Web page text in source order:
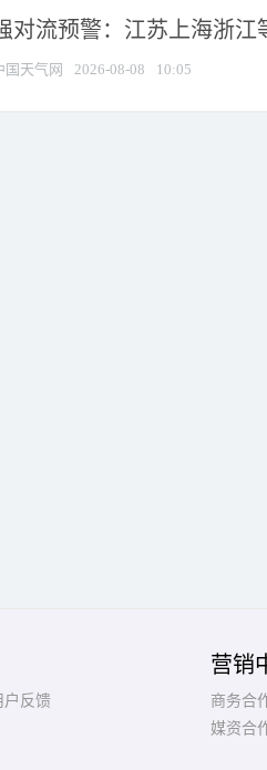
对流预警：江苏上海浙江
国天气网 2026-08-08 10:05
户反馈
营销
商务合
媒资合